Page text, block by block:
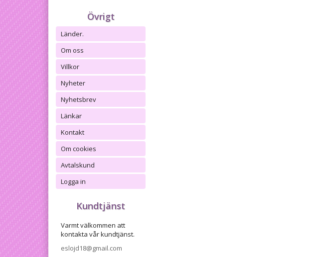
Övrigt
Länder.
Om oss
Villkor
Nyheter
Nyhetsbrev
Länkar
Kontakt
Om cookies
Avtalskund
Logga in
Kundtjänst
Varmt välkommen att
kontakta vår kundtjänst.
eslojd18@gmail.com